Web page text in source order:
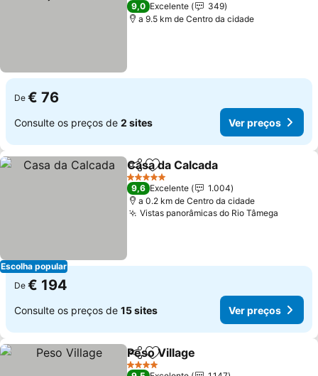
9,0 Excelente
349
a 9.5 km de Centro da cidade
De € 76
Consulte os preços de 2 sites Ver preços
Escolha popular
PartilharAdicionar aos favoritos
Casa da Calcada
5 Estrelas
9,6 Excelente
1.004
a 0.2 km de Centro da cidade
Vistas panorâmicas do Rio Tâmega
De € 194
Consulte os preços de 15 sites Ver preços
PartilharAdicionar aos favoritos
Peso Village
4 Estrelas